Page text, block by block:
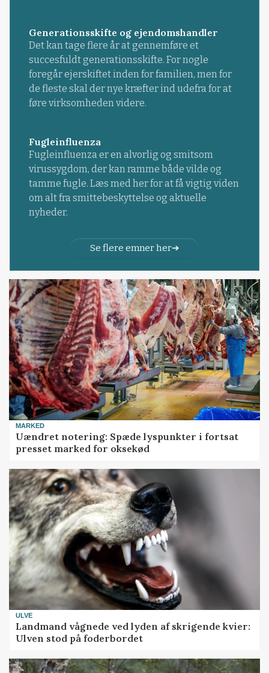
Generationsskifte og ejendomshandler
Det kan tage flere år at gennemføre et
succesfuldt generationsskifte. For nogle
foregår ejerskiftet inden for familien, men for
de fleste skal der nye kræfter ind udefra for at
føre virksomheden videre.
Fugleinfluenza
Fugleinfluenza er en alvorlig og smitsom
virussygdom, der kan ramme både vilde og
tamme fugle. Læs med her for at få vigtig viden
om alt fra smittebeskyttelse og aktuelle
nyheder.
Se flere emner her
MARKED
Uændret notering: Spæde lyspunkter i fortsat
presset marked for oksekød
ULVE
Landmand vågnede ved lyden af skrigende kvier:
Ulven stod på foderbordet